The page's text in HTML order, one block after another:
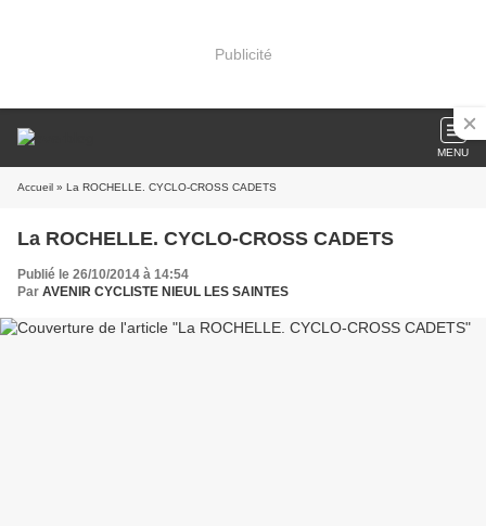
Publicité
MENU
Accueil » La ROCHELLE. CYCLO-CROSS CADETS
La ROCHELLE. CYCLO-CROSS CADETS
Publié le 26/10/2014 à 14:54
Par AVENIR CYCLISTE NIEUL LES SAINTES